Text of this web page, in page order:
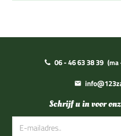
06 - 46 63 38 39 (ma
Schrijf u in voor